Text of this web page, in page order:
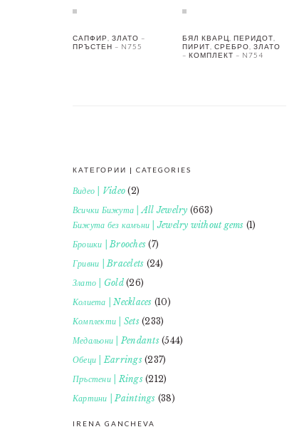
САПФИР, ЗЛАТО –
ПРЪСТЕН – N755
БЯЛ КВАРЦ, ПЕРИДОТ,
ПИРИТ, СРЕБРО, ЗЛАТО
– КОМПЛЕКТ – N754
КАТЕГОРИИ | CATEGORIES
Видео | Video (2)
Всички Бижута | All Jewelry (663)
Бижута без камъни | Jewelry without gems (1)
Брошки | Brooches (7)
Гривни | Bracelets (24)
Злато | Gold(26)
Колиета | Necklaces (10)
Комплекти | Sets(233)
Медальони | Pendants(544)
Обеци | Earrings(237)
Пръстени | Rings(212)
Картини | Paintings (38)
IRENA GANCHEVA